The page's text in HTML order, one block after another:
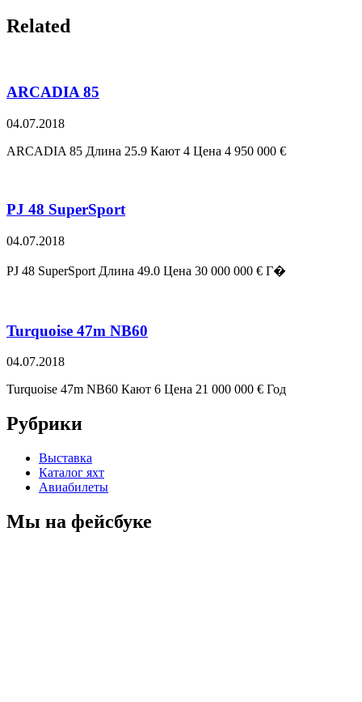
Related
ARCADIA 85
04.07.2018
ARCADIA 85 Длина 25.9 Кают 4 Цена 4 950 000 €
PJ 48 SuperSport
04.07.2018
PJ 48 SuperSport Длина 49.0 Цена 30 000 000 € Г�
Turquoise 47m NB60
04.07.2018
Turquoise 47m NB60 Кают 6 Цена 21 000 000 € Год
Рубрики
Выставка
Каталог яхт
Авиабилеты
Мы на фейсбуке